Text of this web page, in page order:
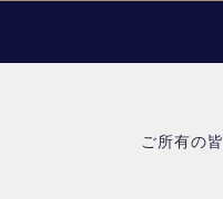
ご所有の